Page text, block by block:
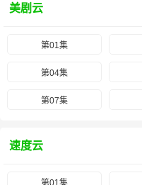
美剧云
第01集
第04集
第07集
速度云
第01集